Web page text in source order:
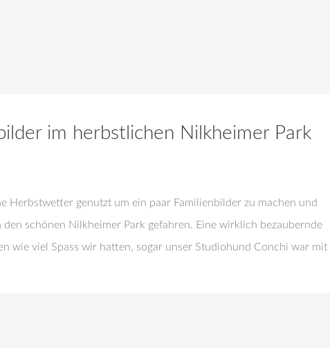
im herbstlichen Nilkheimer Park
Herbstwetter genutzt um ein paar Familienbilder zu machen und
schönen Nilkheimer Park gefahren. Eine wirklich bezaubernde
wie viel Spass wir hatten, sogar unser Studiohund Conchi war mit